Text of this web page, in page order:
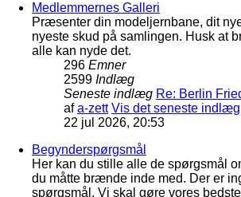
Medlemmernes Galleri
Præsenter din modeljernbane, dit
nyeste skud på samlingen. Husk at
alle kan nyde det.
296 Emner
2599 Indlæg
Seneste indlæg Re: Berlin
afa-zett Vis det seneste indlæg
22 jul 2026, 20:53
Begynderspørgsmål
Her kan du stille alle de spørgsmål
du måtte brænde inde med. Der er
spørgsmål. Vi skal gøre vores